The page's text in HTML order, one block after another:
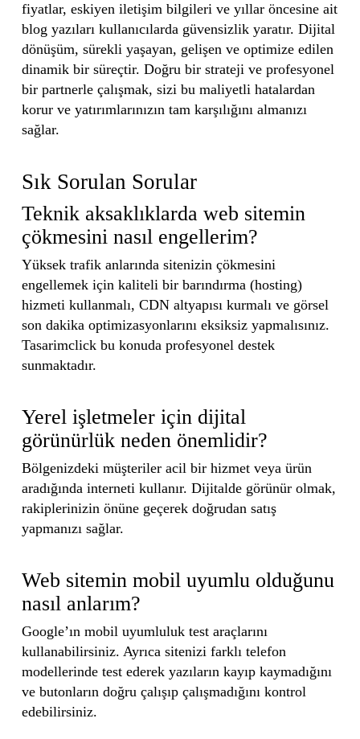
fiyatlar, eskiyen iletişim bilgileri ve yıllar öncesine ait
blog yazıları kullanıcılarda güvensizlik yaratır. Dijital
dönüşüm, sürekli yaşayan, gelişen ve optimize edilen
dinamik bir süreçtir. Doğru bir strateji ve profesyonel
bir partnerle çalışmak, sizi bu maliyetli hatalardan
korur ve yatırımlarınızın tam karşılığını almanızı
sağlar.
Sık Sorulan Sorular
Teknik aksaklıklarda web sitemin
çökmesini nasıl engellerim?
Yüksek trafik anlarında sitenizin çökmesini
engellemek için kaliteli bir barındırma (hosting)
hizmeti kullanmalı, CDN altyapısı kurmalı ve görsel
son dakika optimizasyonlarını eksiksiz yapmalısınız.
Tasarimclick bu konuda profesyonel destek
sunmaktadır.
Yerel işletmeler için dijital
görünürlük neden önemlidir?
Bölgenizdeki müşteriler acil bir hizmet veya ürün
aradığında interneti kullanır. Dijitalde görünür olmak,
rakiplerinizin önüne geçerek doğrudan satış
yapmanızı sağlar.
Web sitemin mobil uyumlu olduğunu
nasıl anlarım?
Google’ın mobil uyumluluk test araçlarını
kullanabilirsiniz. Ayrıca sitenizi farklı telefon
modellerinde test ederek yazıların kayıp kaymadığını
ve butonların doğru çalışıp çalışmadığını kontrol
edebilirsiniz.